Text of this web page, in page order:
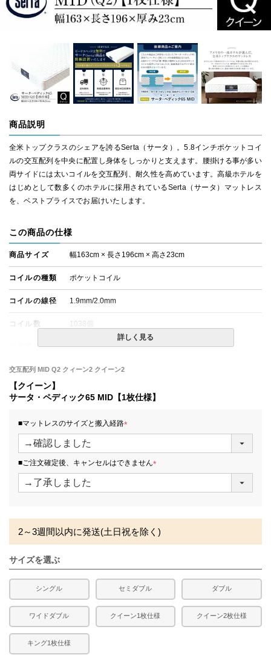
商品説明
全米トップクラスのシェアを誇るSerta（サータ）。5.8インチポケットコイ
ルの交互配列を中央に配置し身体をしっかりと支えます。腰掛ける事が多い
両サイドには太いコイルを交互配列、耐久性を高めています。高級ホテルを
はじめとして数多くのホテルに採用されているSerta（サータ）マットレス
を、ベストプライスでお届けいたします。
この商品の仕様
商品サイズ 幅163cm × 長さ196cm × 高さ23cm
コイルの種類 ポケットコイル
コイルの線径 1.9mm/2.0mm
コイル数 1038個
日本
備考
・価格はマットレス単体購入の金額です。
発生する場合がございます。また、発送予定も変更になる
詳しく見る
交互配列 MID Q2 クィーン2 クイーン2
【クイーン】
サータ・ペディック65 MID【1枚仕様】
■マットレスのサイズと搬入経路
(
)
■ご注文確定後、キャンセルはできません
(
2～3週間以内に発送(土日祝を除く)
サイズを選ぶ
シングル セミダブル ダブル
ワイドダブル クイーン1枚仕様 クイーン2枚仕様
キング1枚仕様